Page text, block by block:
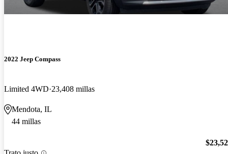
2022 Jeep Compass
Limited 4WD 23,408 millas
Mendota, IL
44 millas